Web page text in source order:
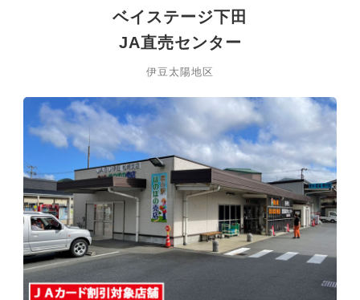
ベイステージ下田
JA直売センター
伊豆太陽地区